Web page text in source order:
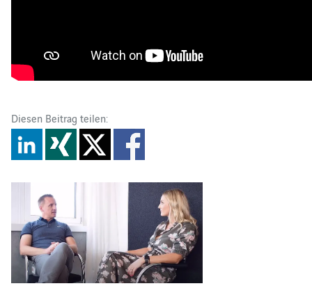
Diesen Beitrag teilen: